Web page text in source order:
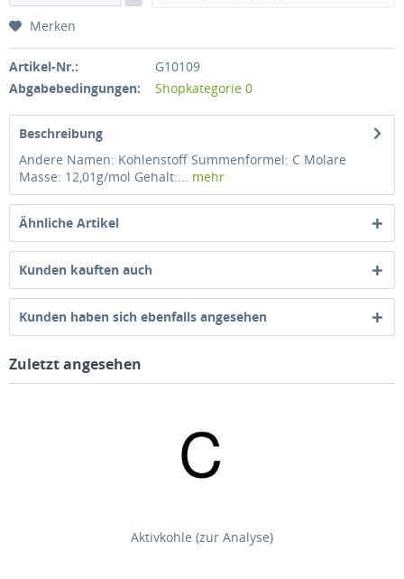
Merken
Artikel-Nr.:
G10109
Abgabebedingungen:
Shopkategorie 0
Beschreibung
Andere Namen: Kohlenstoff Summenformel: C Molare
Masse: 12,01g/mol Gehalt:... mehr
Ähnliche Artikel
Kunden kauften auch
Kunden haben sich ebenfalls angesehen
Zuletzt angesehen
Aktivkohle (zur Analyse)